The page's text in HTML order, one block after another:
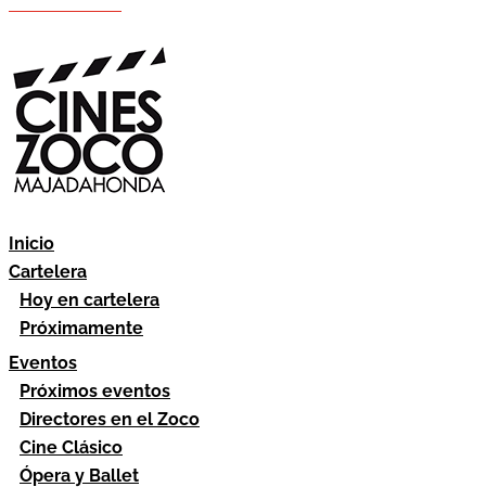
Inicio
Cartelera
Hoy en cartelera
Próximamente
Eventos
Próximos eventos
Directores en el Zoco
Cine Clásico
Ópera y Ballet